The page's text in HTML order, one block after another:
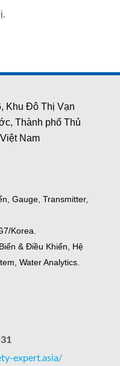
Khu Đô Thị Vạn
Thành phố Thủ
Nam
Gauge, Transmitter,
Korea.
& Điều Khiển, Hệ
Water Analytics.
expert.asia/